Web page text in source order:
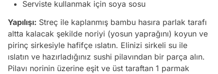
Serviste kullanmak için soya sosu
Yapılışı: Streç ile kaplanmış bambu hasıra parlak tarafı
altta kalacak şekilde noriyi (yosun yaprağını) koyun ve
pirinç sirkesiyle hafifçe ıslatın. Elinizi sirkeli su ile
ıslatın ve hazırladığınız sushi pilavından bir parça alın.
Pilavı norinin üzerine eşit ve üst taraftan 1 parmak